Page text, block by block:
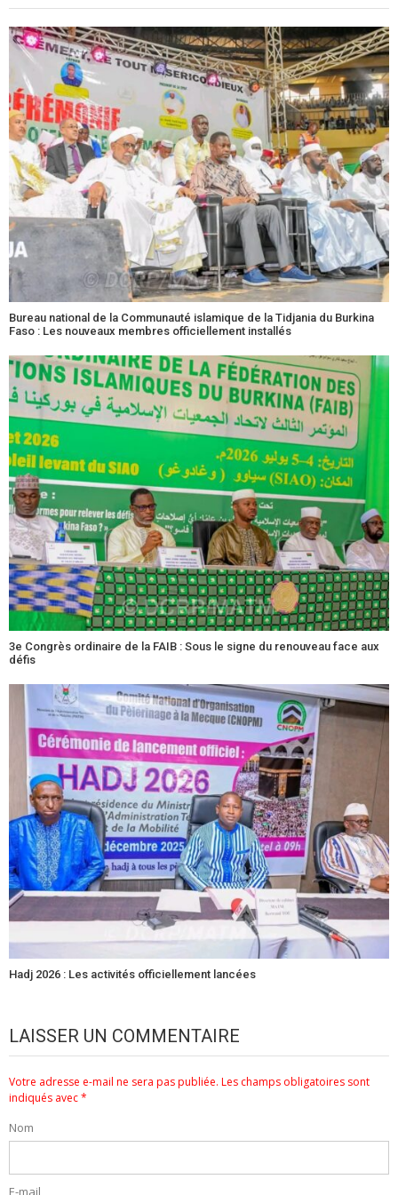
Bureau national de la Communauté islamique de la Tidjania du Burkina
Faso : Les nouveaux membres officiellement installés
3e Congrès ordinaire de la FAIB : Sous le signe du renouveau face aux
défis
Hadj 2026 : Les activités officiellement lancées
LAISSER UN COMMENTAIRE
Votre adresse e-mail ne sera pas publiée. Les champs obligatoires sont
indiqués avec*
Nom